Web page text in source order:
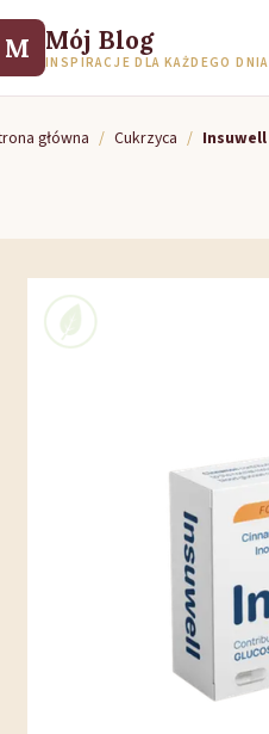
M Mój Blog
INSPIRACJE DLA KAŻDEGO DNIA
główna / Cukrzyca / Insuwell